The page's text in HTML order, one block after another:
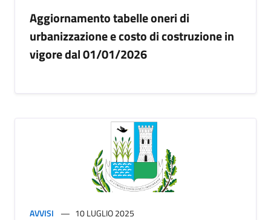
Aggiornamento tabelle oneri di
urbanizzazione e costo di costruzione in
vigore dal 01/01/2026
AVVISI 10 LUGLIO 2025